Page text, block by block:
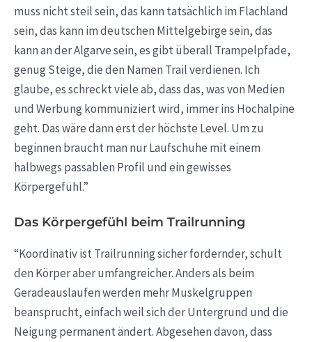
muss nicht steil sein, das kann tatsächlich im Flachland
sein, das kann im deutschen Mittelgebirge sein, das
kann an der Algarve sein, es gibt überall Trampelpfade,
genug Steige, die den Namen Trail verdienen. Ich
glaube, es schreckt viele ab, dass das, was von Medien
und Werbung kommuniziert wird, immer ins Hochalpine
geht. Das wäre dann erst der höchste Level. Um zu
beginnen braucht man nur Laufschuhe mit einem
halbwegs passablen Profil und ein gewisses
Körpergefühl.”
Das Körpergefühl beim Trailrunning
“Koordinativ ist Trailrunning sicher fordernder, schult
den Körper aber umfangreicher. Anders als beim
Geradeauslaufen werden mehr Muskelgruppen
beansprucht, einfach weil sich der Untergrund und die
Neigung permanent ändert. Abgesehen davon, dass